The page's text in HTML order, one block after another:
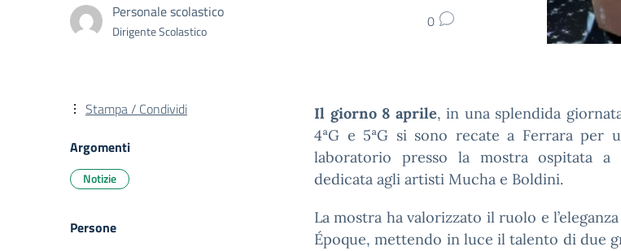
Personale scolastico
Dirigente Scolastico 0
Il giorno 8 aprile, in una splendida
4ªG e 5ªG si sono recate a Ferrara per
laboratorio presso la mostra ospitata a
dedicata agli artisti Mucha e Boldini.
La mostra ha valorizzato il ruolo e
Époque, mettendo in luce il talento di due
Stampa / Condividi
Argomenti
Notizie
Persone